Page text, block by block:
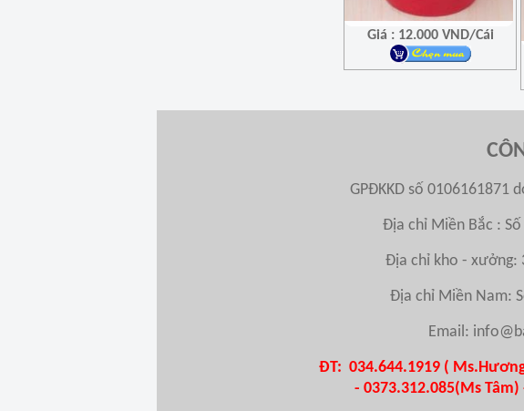
Giá : 12.000 VND/Cái
GPĐKKD số 0106161871
Địa chỉ Miền Bắc :
Địa chỉ kho - xưởng:
Địa chỉ Miền Nam:
Email:
ĐT: 034.644.1919 (
- 0373.312.085(Ms